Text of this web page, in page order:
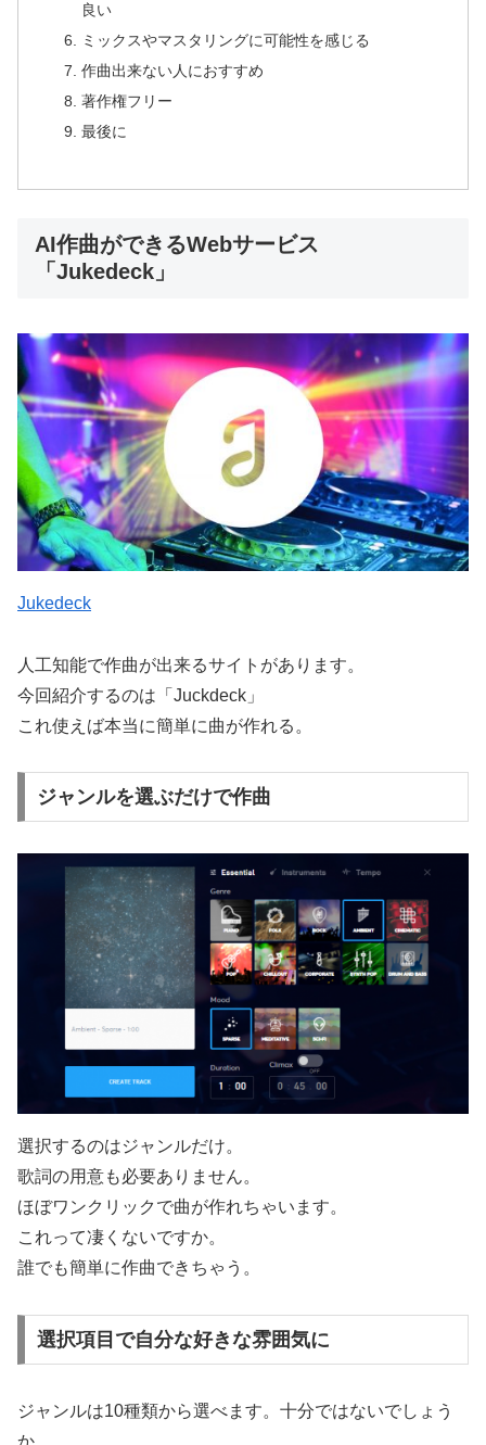
良い
ミックスやマスタリングに可能性を感じる
作曲出来ない人におすすめ
著作権フリー
最後に
AI作曲ができるWebサービス
「Jukedeck」
Jukedeck
人工知能で作曲が出来るサイトがあります。
今回紹介するのは「Juckdeck」
これ使えば本当に簡単に曲が作れる。
ジャンルを選ぶだけで作曲
選択するのはジャンルだけ。
歌詞の用意も必要ありません。
ほぼワンクリックで曲が作れちゃいます。
これって凄くないですか。
誰でも簡単に作曲できちゃう。
選択項目で自分な好きな雰囲気に
ジャンルは10種類から選べます。十分ではないでしょう
か。